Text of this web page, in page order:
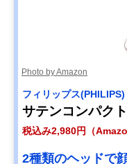
Photo by Amazon
フィリップス(PHILIPS)
サテンコンパク
税込み2,980円（
2種類のヘッドで